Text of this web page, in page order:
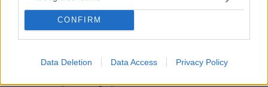
CONFIRM
Data Deletion Data Access Privacy Policy
ηττηθεί σε όλον τον κόσμο, με τη δύναμη του
Σταυρού και του Ευαγγελίου. Οι σχολιασμοί
αυτοί συνθλίβονται από την αλήθεια, την
ιστορία και τη συνείδηση του πιστού Ελληνικού